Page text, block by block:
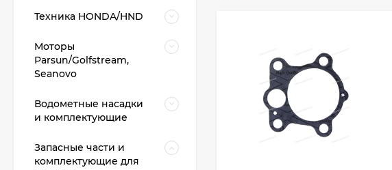
Техника HONDA/HND
Моторы
Parsun/Golfstream,
Seanovo
Водометные насадки
и комплектующие
Запасные части и
комплектующие для